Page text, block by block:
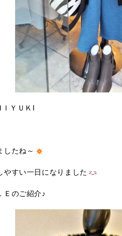
ＹＵＫI
したね～
やすい一日になりました
Ｅのご紹介♪